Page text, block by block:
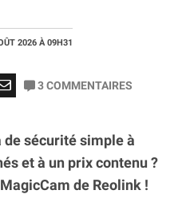
2026 À 09H31
3COMMENTAIRES
sécurité simple à
et à un prix contenu ?
de Reolink !